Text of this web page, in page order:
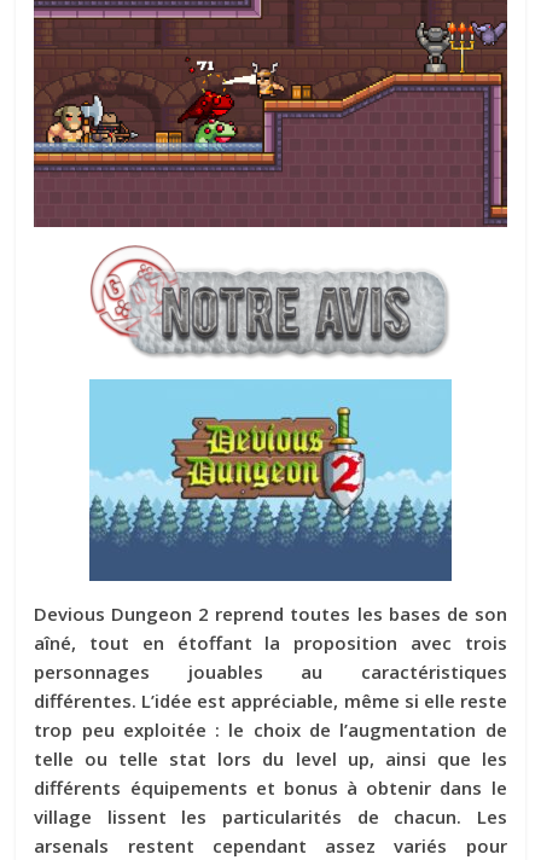
Devious Dungeon 2 reprend toutes les bases de son
aîné, tout en étoffant la proposition avec trois
personnages jouables au caractéristiques
différentes. L’idée est appréciable, même si elle reste
trop peu exploitée : le choix de l’augmentation de
telle ou telle stat lors du level up, ainsi que les
différents équipements et bonus à obtenir dans le
village lissent les particularités de chacun. Les
arsenals restent cependant assez variés pour